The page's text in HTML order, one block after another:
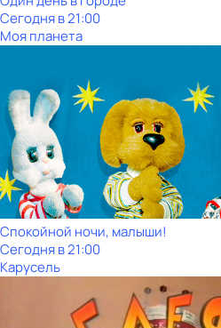
Сегодня в 21:00
Моя планета
Спокойной ночи, малыши!
Сегодня в 21:00
Карусель